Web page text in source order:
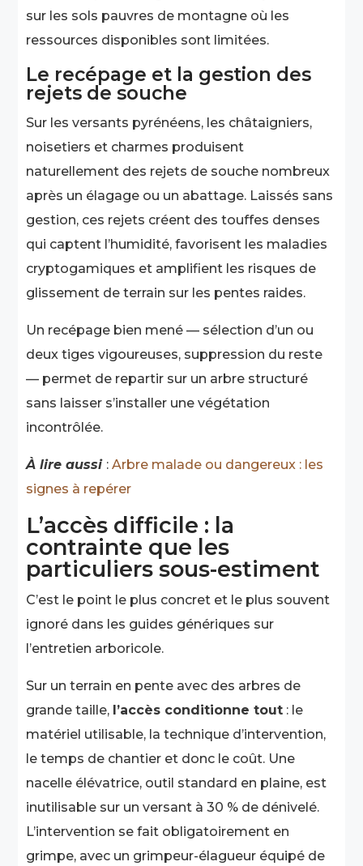
sur les sols pauvres de montagne où les
ressources disponibles sont limitées.
Le recépage et la gestion des
rejets de souche
Sur les versants pyrénéens, les châtaigniers,
noisetiers et charmes produisent
naturellement des rejets de souche nombreux
après un élagage ou un abattage. Laissés sans
gestion, ces rejets créent des touffes denses
qui captent l’humidité, favorisent les maladies
cryptogamiques et amplifient les risques de
glissement de terrain sur les pentes raides.
Un recépage bien mené — sélection d’un ou
deux tiges vigoureuses, suppression du reste
— permet de repartir sur un arbre structuré
sans laisser s’installer une végétation
incontrôlée.
À lire aussi :Arbre malade ou dangereux : les
signes à repérer
L’accès difficile : la
contrainte que les
particuliers sous-estiment
C’est le point le plus concret et le plus souvent
ignoré dans les guides génériques sur
l’entretien arboricole.
Sur un terrain en pente avec des arbres de
grande taille, l’accès conditionne tout : le
matériel utilisable, la technique d’intervention,
le temps de chantier et donc le coût. Une
nacelle élévatrice, outil standard en plaine, est
inutilisable sur un versant à 30 % de dénivelé.
L’intervention se fait obligatoirement en
grimpe, avec un grimpeur-élagueur équipé de